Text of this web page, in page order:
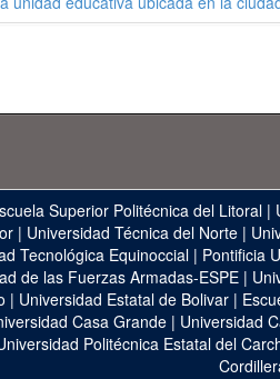
Superior Politécnica del Litoral |
| Universidad Técnica del Norte|
Tecnológica Equinoccial| Pontificia
de las Fuerzas Armadas-ESPE |
| Universidad Estatal de Bolivar|
Casa Grande | Universidad
Politécnica Estatal del